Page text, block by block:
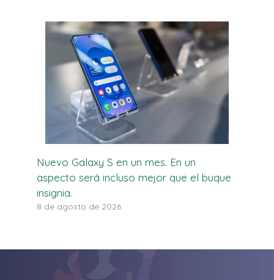
Nuevo Galaxy S en un mes. En un
aspecto será incluso mejor que el buque
insignia.
8 de agosto de 2026